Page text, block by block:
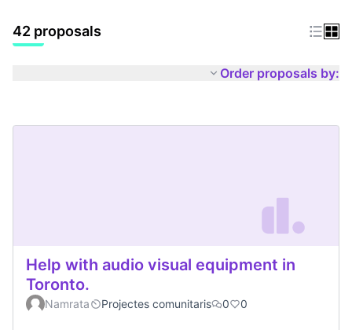
42 proposals
Order proposals by:
Help with audio visual equipment in
Toronto.
Namrata Projectes comunitaris 0 0